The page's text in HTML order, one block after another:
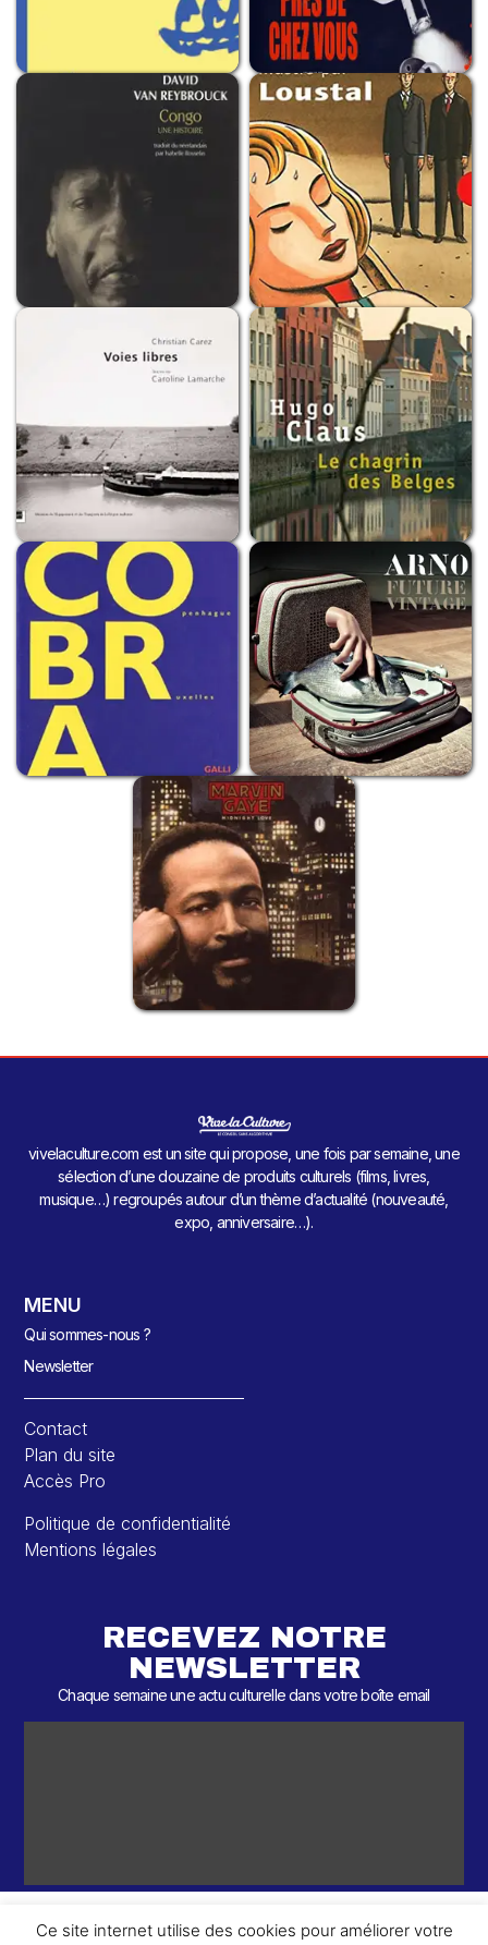
vivelaculture.com est un site qui propose, une fois par semaine, une
sélection d’une douzaine de produits culturels (films, livres,
musique…) regroupés autour d’un thème d’actualité (nouveauté,
expo, anniversaire…).
MENU
Qui sommes-nous ?
Newsletter
Contact
Plan du site
Accès Pro
Politique de confidentialité
Mentions légales
RECEVEZ NOTRE
NEWSLETTER
Chaque semaine une actu culturelle dans votre boîte email
Ce site internet utilise des cookies pour améliorer votre